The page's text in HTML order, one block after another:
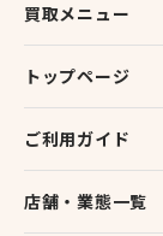
買取メニュー
トップページ
ご利用ガイド
店舗・業態一覧